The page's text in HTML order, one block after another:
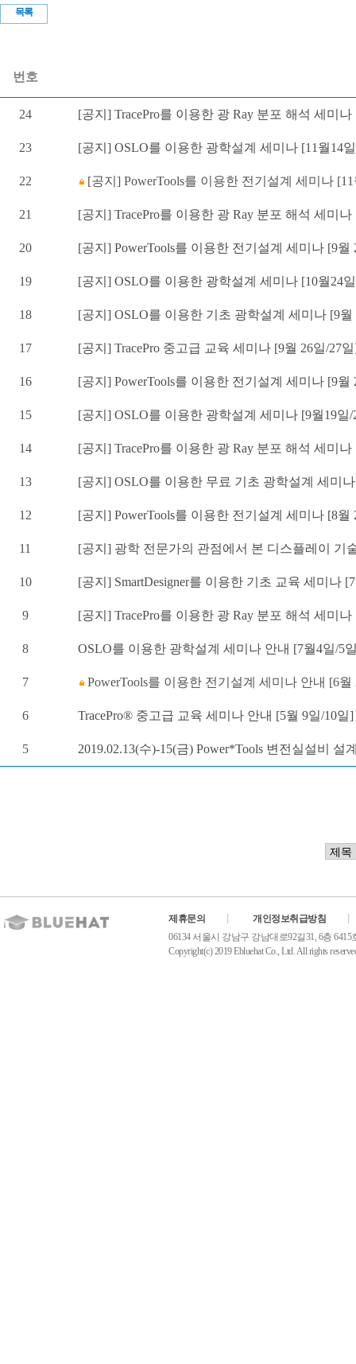
목록
번호
24 [공지] TracePro를 이용한 광 Ray 분포 해석 세미나
23 [공지] OSLO를 이용한 광학설계 세미나 [11월14
22 [공지] PowerTools를 이용한 전기설계 세미나
21 [공지] TracePro를 이용한 광 Ray 분포 해석 세미나
20 [공지] PowerTools를 이용한 전기설계 세미나 [9월
19 [공지] OSLO를 이용한 광학설계 세미나 [10월24
18 [공지] OSLO를 이용한 기초 광학설계 세미나 [9월
17 [공지] TracePro 중고급 교육 세미나 [9월 26일/27
16 [공지] PowerTools를 이용한 전기설계 세미나 [9월
15 [공지] OSLO를 이용한 광학설계 세미나 [9월19일/
14 [공지] TracePro를 이용한 광 Ray 분포 해석 세미나
13 [공지] OSLO를 이용한 무료 기초 광학설계 세미
12 [공지] PowerTools를 이용한 전기설계 세미나 [8월
11 [공지] 광학 전문가의 관점에서 본 디스플레이 기
10 [공지] SmartDesigner를 이용한 기초 교육 세미나
9 [공지] TracePro를 이용한 광 Ray 분포 해석 세미나
8 OSLO를 이용한 광학설계 세미나 안내 [7월4일/5
7 PowerTools를 이용한 전기설계 세미나 안내 [6월
6 TracePro® 중고급 교육 세미나 안내 [5월 9일/10일]
5 2019.02.13(수)-15(금) Power*Tools 변전실설비 설
제휴문의
개인정보취급방침
06134 서울시 강남구 강남대로92길31, 6층 6415
Copyright(c) 2019 Ebluehat Co., Ltd. All rights